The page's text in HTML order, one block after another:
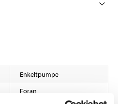
Enkeltpumpe
Foran